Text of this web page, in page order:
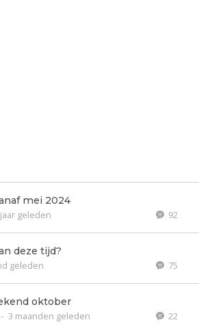
mei 2024
geleden 92
deze tijd?
geleden 75
oktober
- 3 maanden geleden 22